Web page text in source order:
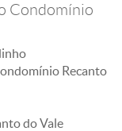
Condomínio
Recanto
do Vale